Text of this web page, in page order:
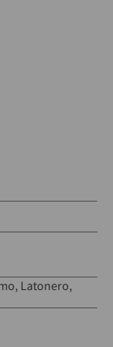
Latonero